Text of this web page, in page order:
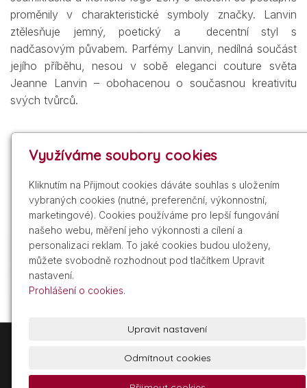
proměnily v charakteristické symboly značky. Lanvin
ztělesňuje jemný, poetický a decentní styl s
nadčasovým půvabem. Parfémy Lanvin, nedílná součást
jejího příběhu, nesou v sobě eleganci couture světa
Jeanne Lanvin – obohacenou o současnou kreativitu
svých tvůrců.
+420 605 209 211 info@gdist.cz
Využíváme soubory cookies
Kliknutím na Přijmout cookies dáváte souhlas s uložením
vybraných cookies (nutné, preferenční, výkonnostní,
marketingové). Cookies používáme pro lepší fungování
našeho webu, měření jeho výkonnosti a cílení a
personalizaci reklam. To jaké cookies budou uloženy,
můžete svobodně rozhodnout pod tlačítkem Upravit
nastavení.
Prohlášení o cookies.
Upravit nastavení
Odmítnout cookies